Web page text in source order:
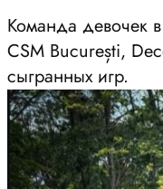
Команда девочек
CSM București,
сыгранных игр.